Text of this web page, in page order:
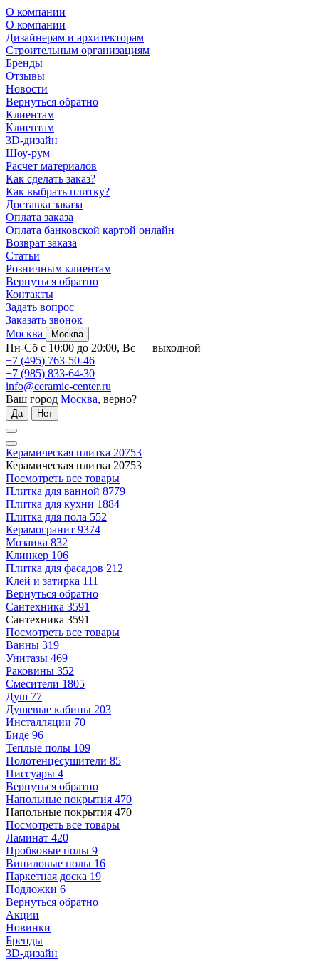
О компании
О компании
Дизайнерам и архитекторам
Строительным организациям
Бренды
Отзывы
Новости
Вернуться обратно
Клиентам
Клиентам
3D-дизайн
Шоу-рум
Расчет материалов
Как сделать заказ?
Как выбрать плитку?
Доставка заказа
Оплата заказа
Оплата банковской картой онлайн
Возврат заказа
Статьи
Розничным клиентам
Вернуться обратно
Контакты
Задать вопрос
Заказать звонок
Москва
Москва
Пн-Сб с 10:00 до 20:00, Вс — выходной
+7 (495) 763-50-46
+7 (985) 833-64-30
info@ceramic-center.ru
Ваш город Москва, верно?
Да Нет
Керамическая плитка 20753
Керамическая плитка 20753
Посмотреть все товары
Плитка для ванной 8779
Плитка для кухни 1884
Плитка для пола 552
Керамогранит 9374
Мозаика 832
Клинкер 106
Плитка для фасадов 212
Клей и затирка 111
Вернуться обратно
Сантехника 3591
Сантехника 3591
Посмотреть все товары
Ванны 319
Унитазы 469
Раковины 352
Смесители 1805
Душ 77
Душевые кабины 203
Инсталляции 70
Биде 96
Теплые полы 109
Полотенцесушители 85
Писсуары 4
Вернуться обратно
Напольные покрытия 470
Напольные покрытия 470
Посмотреть все товары
Ламинат 420
Пробковые полы 9
Виниловые полы 16
Паркетная доска 19
Подложки 6
Вернуться обратно
Акции
Новинки
Бренды
3D-дизайн